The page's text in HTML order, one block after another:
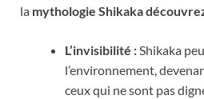
la mythologie Shikaka
L’invisibilité :Shikaka
l’environnement,
ceux qui ne sont pas